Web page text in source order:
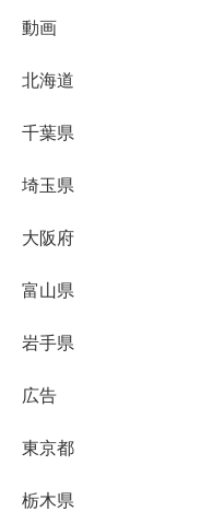
動画
北海道
千葉県
埼玉県
大阪府
富山県
岩手県
広告
東京都
栃木県